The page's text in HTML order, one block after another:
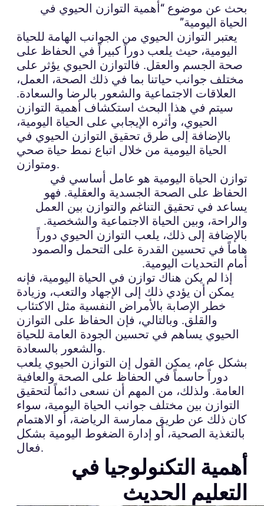
بحث عن موضوع “أهمية التوازن الحيوي في
الحياة اليومية”
يعتبر التوازن الحيوي من الجوانب الهامة للحياة
اليومية، حيث يلعب دوراً كبيراً في الحفاظ على
صحة الجسم والعقل. فالتوازن الحيوي يؤثر على
مختلف جوانب حياتنا بما في ذلك الصحة، العمل،
العلاقات الاجتماعية والشعور بالرضا والسعادة.
سيتم في هذا البحث استكشاف أهمية التوازن
الحيوي، وأثره الإيجابي على الحياة اليومية،
بالإضافة إلى طرق تحقيق التوازن الحيوي في
الحياة اليومية من خلال اتباع نمط حياة صحي
ومتوازن.
توازن الحياة اليومية هو عامل أساسي في
الحفاظ على الصحة الجسدية والعقلية. فهو
يساعد في تحقيق التناغم والتوازن بين العمل
والراحة، وبين الحياة الاجتماعية والشخصية.
بالإضافة إلى ذلك، يلعب التوازن الحيوي دوراً
هاماً في تحسين القدرة على التحمل والصمود
أمام التحديات اليومية.
إذا لم يكن هناك توازن في الحياة اليومية، فإنه
يمكن أن يؤدي ذلك إلى الإجهاد والتعب، وزيادة
خطر الإصابة بالأمراض النفسية مثل الاكتئاب
والقلق. وبالتالي، فإن الحفاظ على التوازن
الحيوي يساهم في تحسين الجودة العامة للحياة
والشعور بالسعادة.
بشكل عام، يمكن القول إن التوازن الحيوي يلعب
دوراً حاسماً في الحفاظ على الصحة والعافية
العامة. ولذلك، من المهم أن نسعى دائماً لتحقيق
التوازن بين مختلف جوانب الحياة اليومية، سواء
كان ذلك عن طريق ممارسة الرياضة، أو الاهتمام
بالتغذية الصحية، أو إدارة الضغوط اليومية بشكل
فعال.
أهمية التكنولوجيا في
التعليم الحديث